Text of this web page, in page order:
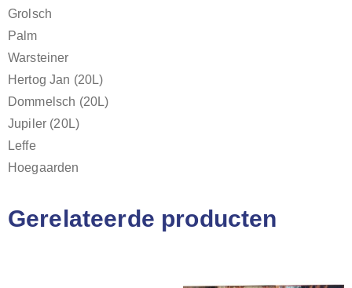
Grolsch
Palm
Warsteiner
Hertog Jan (20L)
Dommelsch (20L)
Jupiler (20L)
Leffe
Hoegaarden
Gerelateerde producten